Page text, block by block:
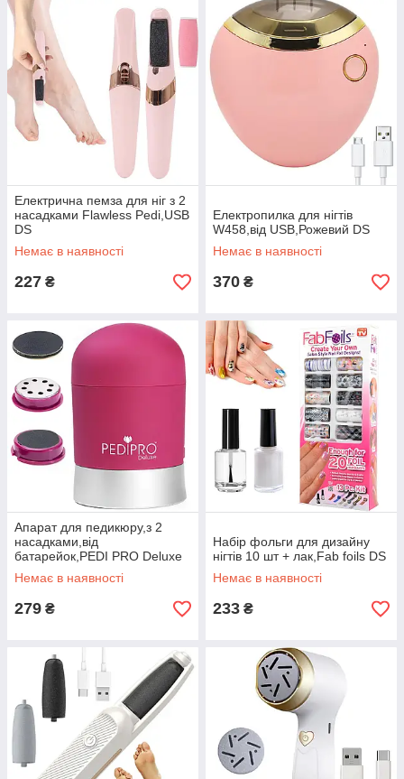
Електрична пемза для ніг з 2
насадками Flawless Pedi,USB
DS
Немає в наявності
227 ₴
Електропилка для нігтів
W458,від USB,Рожевий DS
Немає в наявності
370 ₴
Апарат для педикюру,з 2
насадками,від
батарейок,PEDI PRO Deluxe
DS
Немає в наявності
279 ₴
Набір фольги для дизайну
нігтів 10 шт + лак,Fab foils DS
Немає в наявності
233 ₴